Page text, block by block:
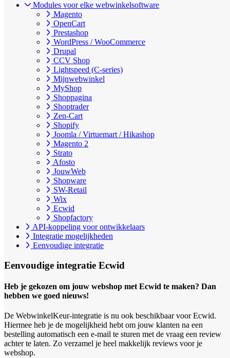
Modules voor elke webwinkelsoftware
Magento
OpenCart
Prestashop
WordPress / WooCommerce
Drupal
CCV Shop
Lightspeed (C-series)
Mijnwebwinkel
MyShop
Shoppagina
Shoptrader
Zen-Cart
Shopify
Joomla / Virtuemart / Hikashop
Magento 2
Strato
Afosto
JouwWeb
Shopware
SW-Retail
Wix
Ecwid
Shopfactory
API-koppeling voor ontwikkelaars
Integratie mogelijkheden
Eenvoudige integratie
Eenvoudige integratie Ecwid
Heb je gekozen om jouw webshop met Ecwid te maken? Dan
hebben we goed nieuws!
De WebwinkelKeur-integratie is nu ook beschikbaar voor Ecwid.
Hiermee heb je de mogelijkheid hebt om jouw klanten na een
bestelling automatisch een e-mail te sturen met de vraag een review
achter te laten. Zo verzamel je heel makkelijk reviews voor je
webshop.